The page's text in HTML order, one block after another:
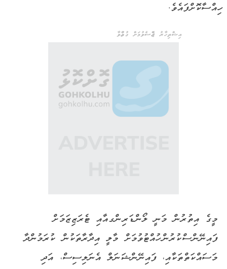
ހިއްސާކޮށްފައެވެ.
އިޝްތިހާރު ޖެއްސެވުމަށް ގުޅުއްވާ
މީގެ އިތުރުން މަނީ ލޯންޑަރިންގއާއި ޓެރަޒިޒަމަށް
ފައިނޭންސްކުރުން ހުއްޓުވުމަށް މާލީ އިދާރާތަކުން ކުރަމުންދާ
މަސައްކަތްތަކާއި، ފައިނޭންޝަނަލް އެނަލިސިސް، އަދި